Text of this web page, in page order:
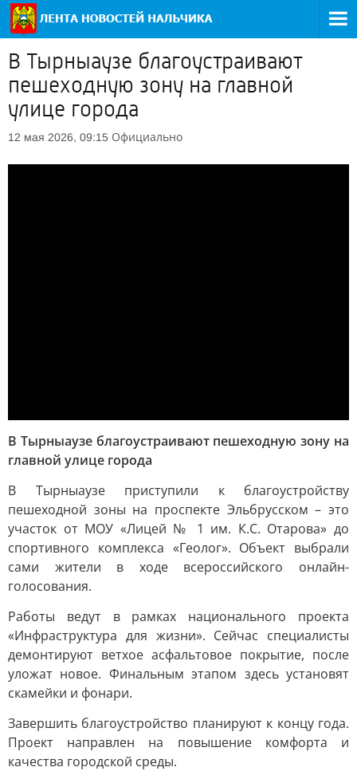
В Тырныаузе благоустраивают
пешеходную зону на главной
улице города
12 мая 2026, 09:15 Официально
В Тырныаузе благоустраивают пешеходную зону на
главной улице города
В Тырныаузе приступили к благоустройству
пешеходной зоны на проспекте Эльбрусском – это
участок от МОУ «Лицей № 1 им. К.С. Отарова» до
спортивного комплекса «Геолог». Объект выбрали
сами жители в ходе всероссийского онлайн-
голосования.
Работы ведут в рамках национального проекта
«Инфраструктура для жизни». Сейчас специалисты
демонтируют ветхое асфальтовое покрытие, после
уложат новое. Финальным этапом здесь установят
скамейки и фонари.
Завершить благоустройство планируют к концу года.
Проект направлен на повышение комфорта и
качества городской среды.